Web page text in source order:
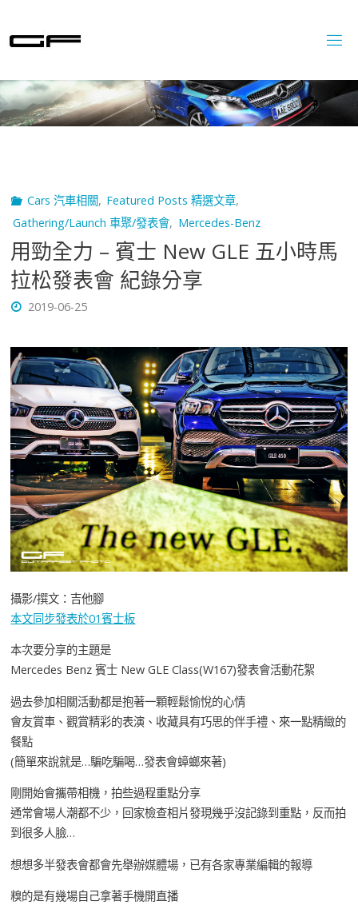
content
Cars 汽車相關, Featured Posts 精選文章,
Gathering/Launch 車聚/發表會, Mercedes-Benz
用勁全力 – 賓士 New GLE 五小時馬
拉松發表會 紀錄分享
2019-06-25
攝影/撰文：吉他腳
本文同步發表於01賓士板
本次要分享的主題是
Mercedes Benz 賓士 New GLE Class(W167)發表會活動花絮
過去參加相關活動都是抱著一顆輕鬆愉悅的心情
會友賞車、觀賞精彩的表演、收藏具有巧思的伴手禮、來一點精緻的
餐點
(簡單來說就是…騙吃騙喝…發表會蟑螂來著)
剛開始會攜帶相機，拍些過程重點分享
通常會場人潮都不少，回家檢查相片發現幾乎沒記錄到重點，反而拍
到很多人臉…
想想多半發表會都會先舉辦媒體場，已有各家專業編輯的報導
糗的是有幾場自己拿著手機開直播